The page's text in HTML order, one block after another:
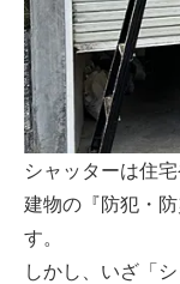
シャッターは住
建物の『防犯・
す。
しかし、いざ「